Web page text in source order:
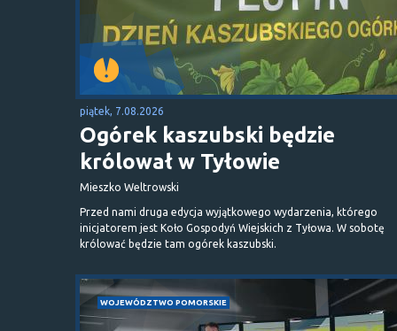
piątek, 7.08.2026
Ogórek kaszubski będzie
królował w Tyłowie
Mieszko Weltrowski
Przed nami druga edycja wyjątkowego wydarzenia, którego
inicjatorem jest Koło Gospodyń Wiejskich z Tyłowa. W sobotę
królować będzie tam ogórek kaszubski.
WOJEWÓDZTWO POMORSKIE